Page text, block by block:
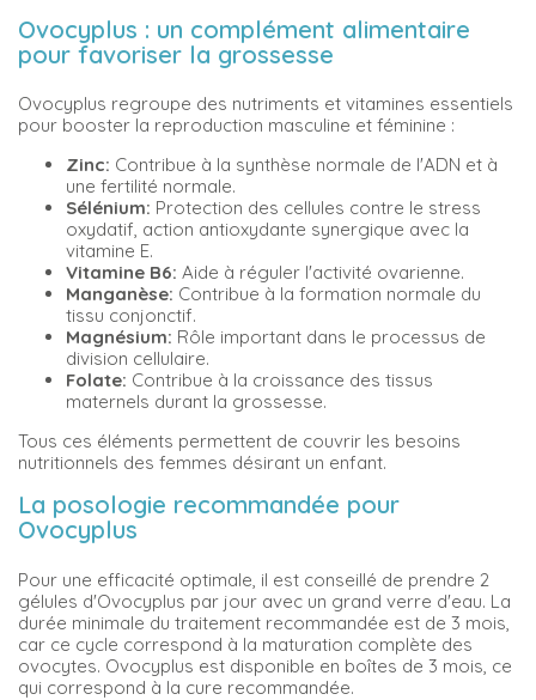
Ovocyplus : un complément alimentaire
pour favoriser la grossesse
Ovocyplus regroupe des nutriments et vitamines essentiels
pour booster la reproduction masculine et féminine :
Zinc: Contribue à la synthèse normale de l'ADN et à
une fertilité normale.
Sélénium: Protection des cellules contre le stress
oxydatif, action antioxydante synergique avec la
vitamine E.
Vitamine B6: Aide à réguler l'activité ovarienne.
Manganèse: Contribue à la formation normale du
tissu conjonctif.
Magnésium: Rôle important dans le processus de
division cellulaire.
Folate: Contribue à la croissance des tissus
maternels durant la grossesse.
Tous ces éléments permettent de couvrir les besoins
nutritionnels des femmes désirant un enfant.
La posologie recommandée pour
Ovocyplus
Pour une efficacité optimale, il est conseillé de prendre 2
gélules d'Ovocyplus par jour avec un grand verre d'eau. La
durée minimale du traitement recommandée est de 3 mois,
car ce cycle correspond à la maturation complète des
ovocytes. Ovocyplus est disponible en boîtes de 3 mois, ce
qui correspond à la cure recommandée.